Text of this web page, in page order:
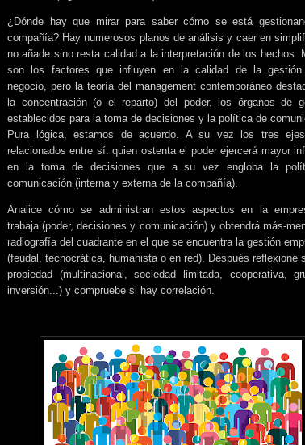
¿Dónde hay que mirar para saber cómo se está
compañía? Hay numerosos planos de análisis y caer en
no añade sino resta calidad a la interpretación de los hechos.
son los factores que influyen en la calidad de la
negocio, pero la teoría del management contemporáneo
la concentración (o el reparto) del poder, los órganos de
establecidos para la toma de decisiones y la política de
Pura lógica, estamos de acuerdo. A su vez los tres
relacionados entre sí: quien ostenta el poder ejercerá mayor
en la toma de decisiones que a su vez engloba la
comunicación (interna y externa de la compañía).
Analice cómo se administran estos aspectos en la
trabaja (poder, decisiones y comunicación) y obtendrá más-
radiografía del cuadrante en el que se encuentra la gestión
(feudal, tecnocrática, humanista o en red). Después reflexione
propiedad (multinacional, sociedad limitada, cooperativa,
inversión...) y compruebe si hay correlación.